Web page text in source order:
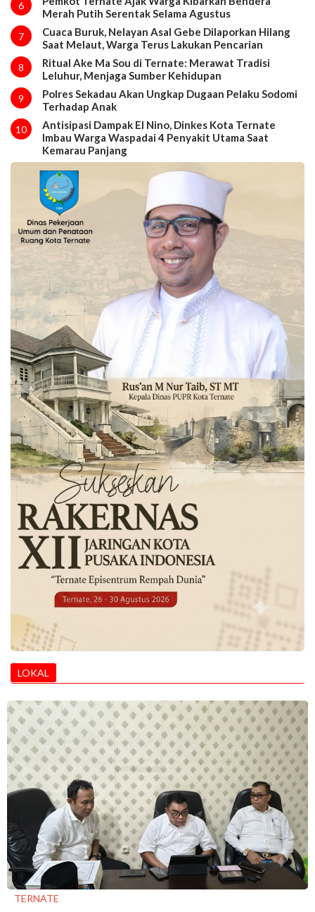
6
Merah Putih Serentak Selama Agustus
7
Cuaca Buruk, Nelayan Asal Gebe Dilaporkan Hilang
Saat Melaut, Warga Terus Lakukan Pencarian
8
Ritual Ake Ma Sou di Ternate: Merawat Tradisi
Leluhur, Menjaga Sumber Kehidupan
9
Polres Sekadau Akan Ungkap Dugaan Pelaku Sodomi
Terhadap Anak
10
Antisipasi Dampak El Nino, Dinkes Kota Ternate
Imbau Warga Waspadai 4 Penyakit Utama Saat
Kemarau Panjang
LOKAL
TERNATE